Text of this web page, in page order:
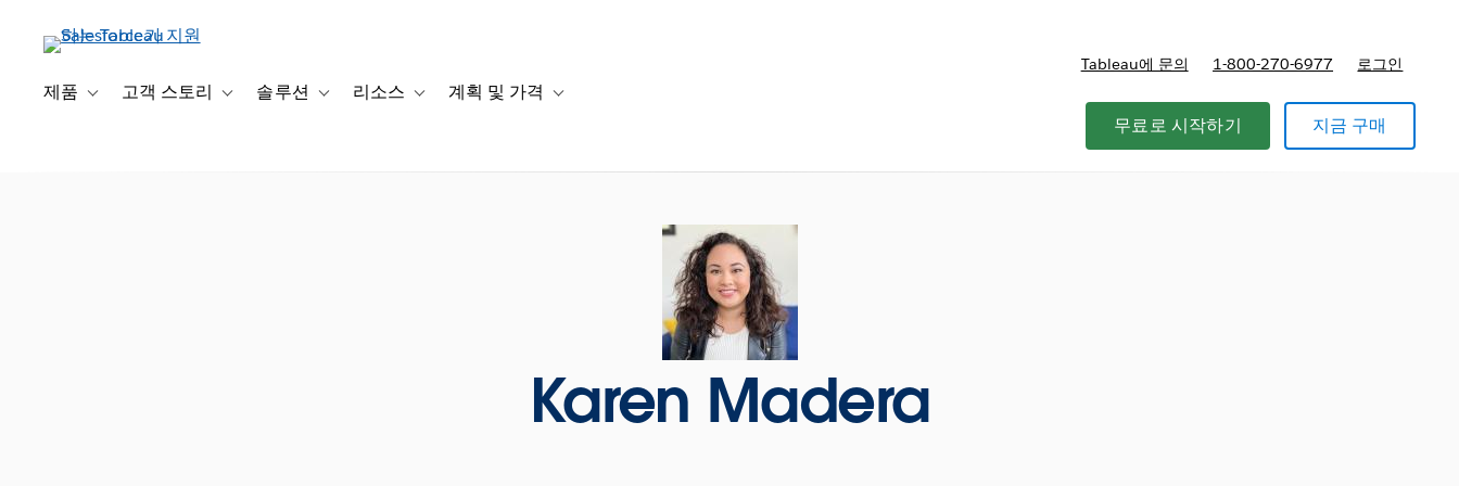
제품 Toggle sub-navigation for 제품
고객 스토리 Toggle sub-navigation for 고객 스토리
솔루션 Toggle sub-navigation for 솔루션
리소스 Toggle sub-navigation for 리소스
계획 및 가격 Toggle sub-navigation for 계획 및 가격
Tableau에 문의 1-800-270-6977 로그인
무료로 시작하기 지금 구매
Karen Madera